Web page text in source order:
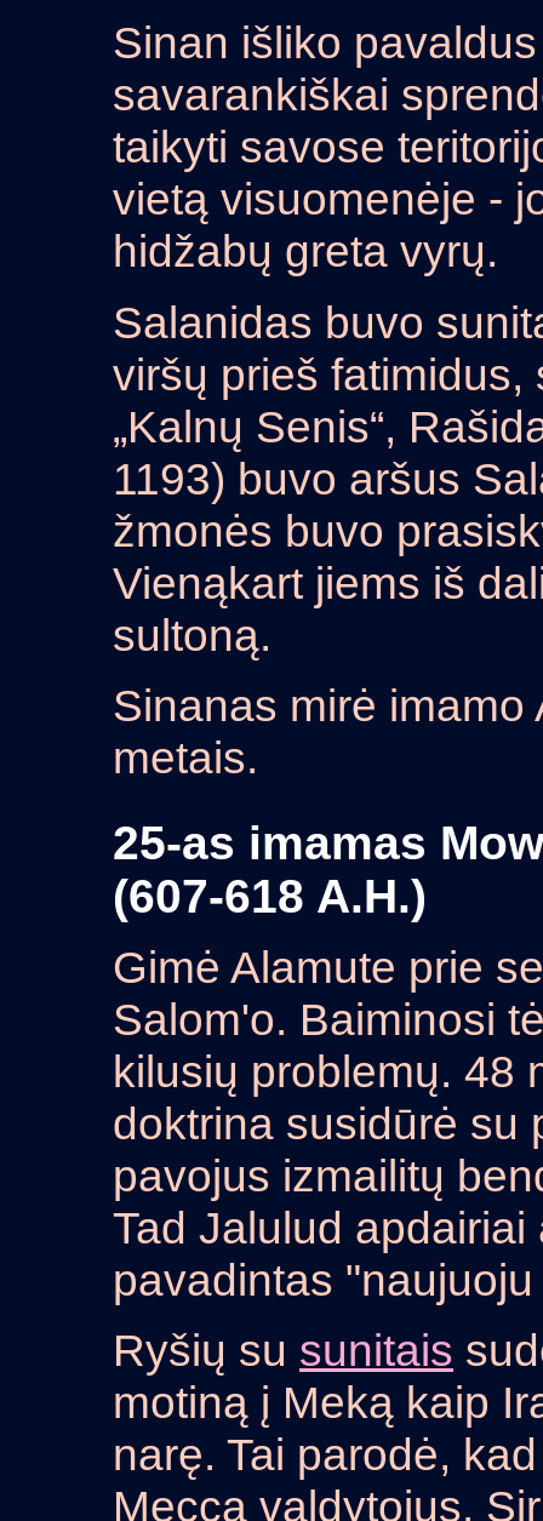
Sinan išliko
savarankiškai
taikyti savose
vietą visuomenėje -
hidžabų greta vyrų.
Salanidas buvo
viršų prieš fatimidus,
„Kalnų Senis“,
1193) buvo aršus
žmonės buvo
Vienąkart jiems iš
sultoną.
Sinanas mirė
metais.
25-as imamas
(607-618 A.H.)
Gimė Alamute prie
Salom'o. Baiminosi
kilusių problemų. 48
doktrina susidūrė su
pavojus izmailitų
Tad Jalulud
pavadintas
Ryšių su sunitais
motiną į Meką kaip
narę. Tai parodė,
Mecca valdytojus.